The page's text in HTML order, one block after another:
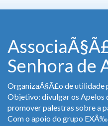
Senhora de
OrganizaÃ§Ã£o de utilidade
Objetivo: divulgar os Apelos
promover palestras sobre a
Com o apoio do grupo